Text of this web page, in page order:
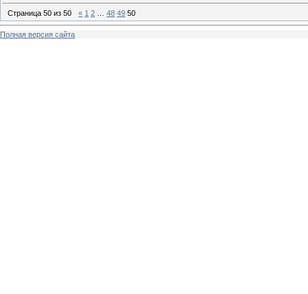
Страница 50 из 50 « 1 2 48 49 50
Полная версия сайта